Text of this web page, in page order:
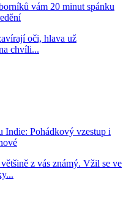
vám 20 minut spánku
oči, hlava už
chvíli...
Indie: Pohádkový vzestup i
z vás známý. Vžil se ve